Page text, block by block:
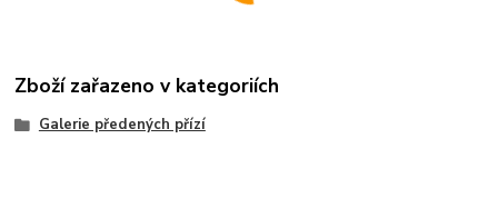
Zboží zařazeno v kategoriích
Galerie předených přízí